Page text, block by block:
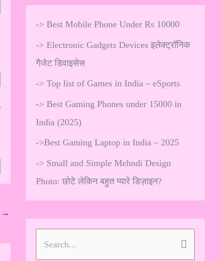
→
-> Best Mobile Phone Under Rs 10000
-> Electronic Gadgets Devices इलेक्ट्रॉनिक
गैजेट डिवाइसेस
-> Top list of Games in India – eSports
-> Best Gaming Phones under 15000 in
India (2025)
->Best Gaming Laptop in India – 2025
-> Small and Simple Mehndi Design
Photo: छोटे लेकिन बहुत प्यारे डिज़ाइन?